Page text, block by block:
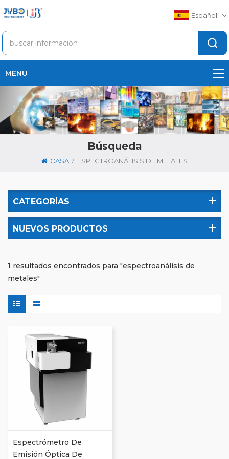
Español
MENU
Búsqueda
CASA / ESPECTROANÁLISIS DE METALES
CATEGORÍAS
NUEVOS PRODUCTOS
1 resultados encontrados para "espectroanálisis de
metales"
Espectrómetro De
Emisión Óptica De